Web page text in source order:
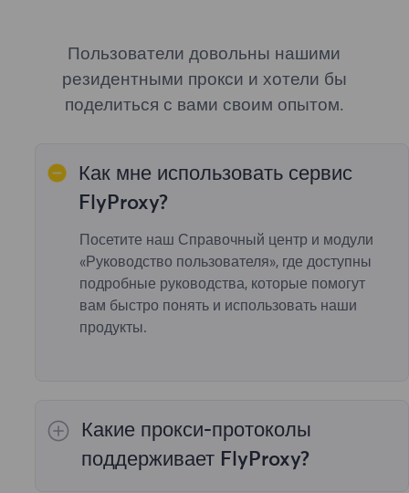
Пользователи довольны нашими
резидентными прокси и хотели бы
поделиться с вами своим опытом.
Как мне использовать сервис
FlyProxy?
Посетите наш Справочный центр и модули
«Руководство пользователя», где доступны
подробные руководства, которые помогут
вам быстро понять и использовать наши
продукты.
Какие прокси-протоколы
поддерживает FlyProxy?